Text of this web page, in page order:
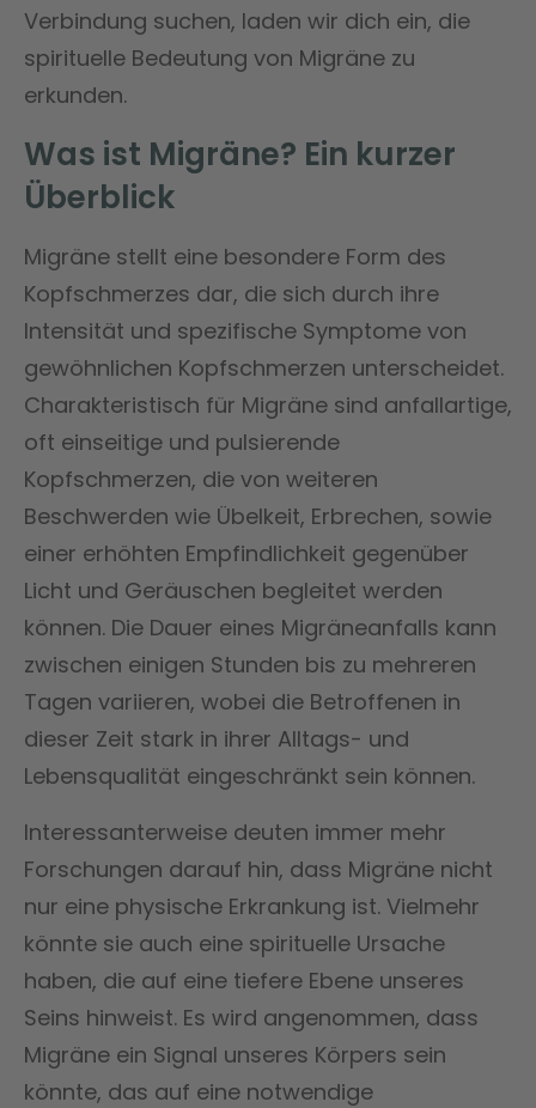
Verbindung suchen, laden wir dich ein, die
spirituelle Bedeutung von Migräne zu
erkunden.
Was ist Migräne? Ein kurzer
Überblick
Migräne stellt eine besondere Form des
Kopfschmerzes dar, die sich durch ihre
Intensität und spezifische Symptome von
gewöhnlichen Kopfschmerzen unterscheidet.
Charakteristisch für Migräne sind anfallartige,
oft einseitige und pulsierende
Kopfschmerzen, die von weiteren
Beschwerden wie Übelkeit, Erbrechen, sowie
einer erhöhten Empfindlichkeit gegenüber
Licht und Geräuschen begleitet werden
können. Die Dauer eines Migräneanfalls kann
zwischen einigen Stunden bis zu mehreren
Tagen variieren, wobei die Betroffenen in
dieser Zeit stark in ihrer Alltags- und
Lebensqualität eingeschränkt sein können.
Interessanterweise deuten immer mehr
Forschungen darauf hin, dass Migräne nicht
nur eine physische Erkrankung ist. Vielmehr
könnte sie auch eine spirituelle Ursache
haben, die auf eine tiefere Ebene unseres
Seins hinweist. Es wird angenommen, dass
Migräne ein Signal unseres Körpers sein
könnte, das auf eine notwendige